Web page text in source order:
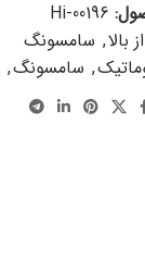
Hi-00196
بالا, سامسونگ
, سامسونگ,